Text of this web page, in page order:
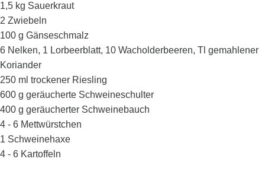
1,5 kg Sauerkraut
2 Zwiebeln
100 g Gänseschmalz
6 Nelken, 1 Lorbeerblatt, 10 Wacholderbeeren, Tl gemahlener
Koriander
250 ml trockener Riesling
600 g geräucherte Schweineschulter
400 g geräucherter Schweinebauch
4 - 6 Mettwürstchen
1 Schweinehaxe
4 - 6 Kartoffeln